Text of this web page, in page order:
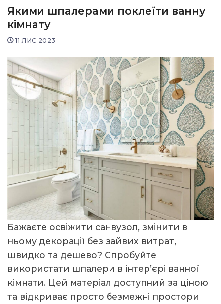
Якими шпалерами поклеїти ванну
кімнату
11 ЛИС 2023
Бажаєте освіжити санвузол, змінити в
ньому декорації без зайвих витрат,
швидко та дешево? Спробуйте
використати шпалери в інтер’єрі ванної
кімнати. Цей матеріал доступний за ціною
та відкриває просто безмежні простори